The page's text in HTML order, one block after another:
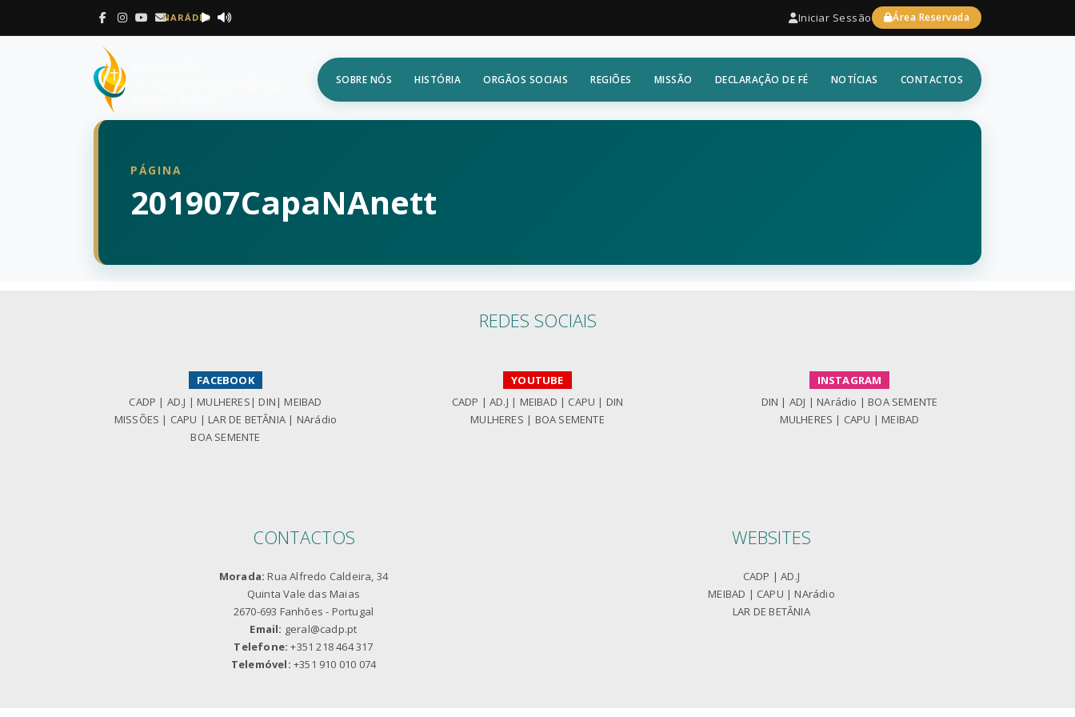
NARÁDIO Iniciar Sessão Área Reservada
SOBRE NÓS HISTÓRIA ORGÃOS SOCIAIS REGIÕES MISSÃO DECLARAÇÃO DE FÉ NOTÍCIAS CONTACTOS
PÁGINA
201907CapaNAnett
REDES SOCIAIS
FACEBOOK
CADP | AD.J | MULHERES | DIN | MEIBAD
MISSÕES | CAPU | LAR DE BETÂNIA | NArádio
BOA SEMENTE
YOUTUBE
CADP |AD.J | MEIBAD | CAPU | DIN
MULHERES | BOA SEMENTE
INSTAGRAM
DIN | ADJ | NArádio | BOA SEMENTE
MULHERES | CAPU | MEIBAD
CONTACTOS
Morada: Rua Alfredo Caldeira, 34
Quinta Vale das Maias
2670-693 Fanhões - Portugal
Email: geral@cadp.pt
Telefone: +351 218 464 317
Telemóvel: +351 910 010 074
WEBSITES
CADP |AD.J
MEIBAD | CAPU | NArádio
LAR DE BETÂNIA